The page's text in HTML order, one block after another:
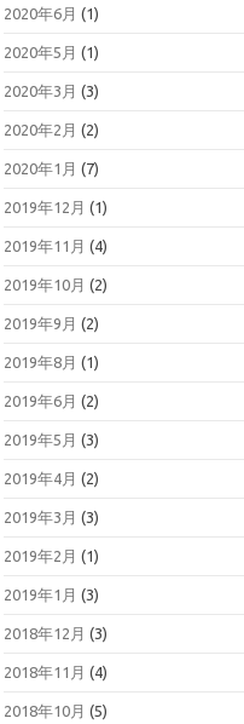
2020年6月 (1)
2020年5月 (1)
2020年3月 (3)
2020年2月 (2)
2020年1月 (7)
2019年12月 (1)
2019年11月 (4)
2019年10月 (2)
2019年9月 (2)
2019年8月 (1)
2019年6月 (2)
2019年5月 (3)
2019年4月 (2)
2019年3月 (3)
2019年2月 (1)
2019年1月 (3)
2018年12月 (3)
2018年11月 (4)
2018年10月 (5)